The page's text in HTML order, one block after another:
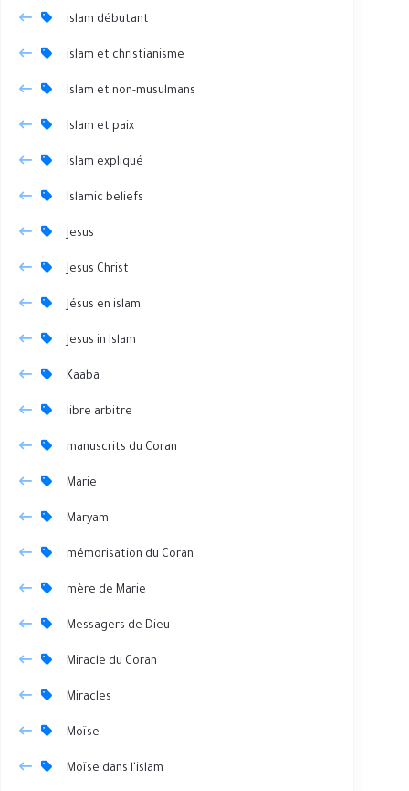
islam débutant
islam et christianisme
Islam et non-musulmans
Islam et paix
Islam expliqué
Islamic beliefs
Jesus
Jesus Christ
Jésus en islam
Jesus in Islam
Kaaba
libre arbitre
manuscrits du Coran
Marie
Maryam
mémorisation du Coran
mère de Marie
Messagers de Dieu
Miracle du Coran
Miracles
Moïse
Moïse dans l'islam